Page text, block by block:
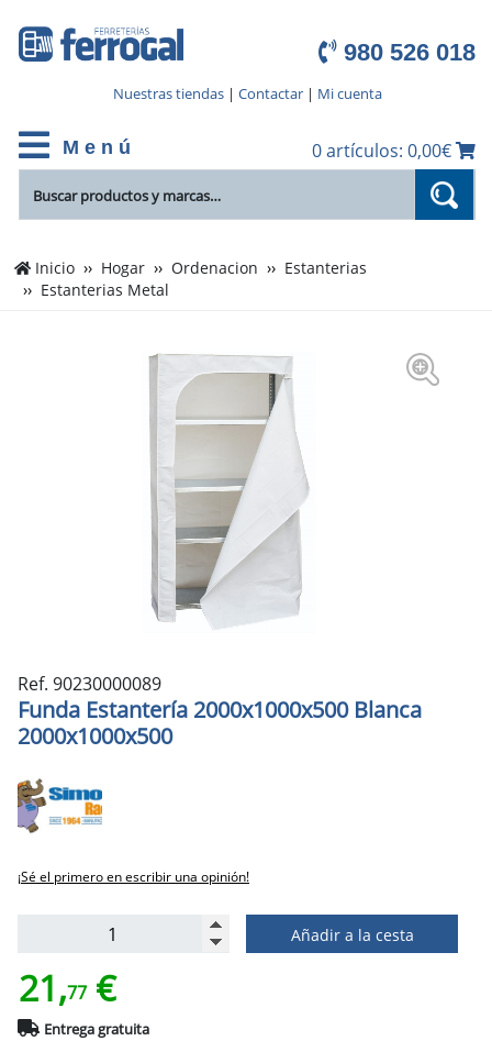
980 526 018
Nuestras tiendas| Contactar| Mi cuenta
M e n ú 0 artículos: 0,00€
Inicio Hogar Ordenacion
Estanterias
Estanterias Metal
Ref. 90230000089
Funda Estantería 2000x1000x500 Blanca
2000x1000x500
¡Sé el primero en escribir una opinión!
Añadir a la cesta
21,77 €
Entrega gratuita